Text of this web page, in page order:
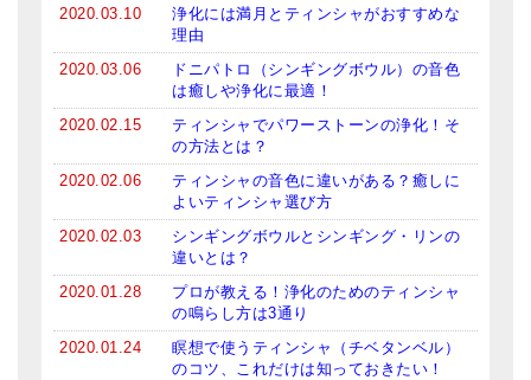
2020.03.10
浄化には満月とティンシャがおすすめな
理由
2020.03.06
ドニパトロ（シンギングボウル）の音色
は癒しや浄化に最適！
2020.02.15
ティンシャでパワーストーンの浄化！そ
の方法とは？
2020.02.06
ティンシャの音色に違いがある？癒しに
よいティンシャ選び方
2020.02.03
シンギングボウルとシンギング・リンの
違いとは？
2020.01.28
プロが教える！浄化のためのティンシャ
の鳴らし方は3通り
2020.01.24
瞑想で使うティンシャ（チベタンベル）
のコツ、これだけは知っておきたい！